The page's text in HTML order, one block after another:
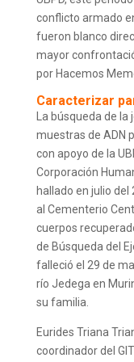
conflicto armado
fueron blanco
mayor
por Hacemos
Caracterizar
La búsqueda de
muestras de ADN
con apoyo de la
Corporación
hallado en julio
al Cementerio
cuerpos
de Búsqueda del
falleció el 29 de
río Jedega en
su familia.
Eurides Triana
coordinador del